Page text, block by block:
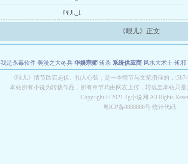
哏儿_1
《哏儿》正文
我是杀毒软件 美漫之大冬兵 华娱宗师 斩杀 系统供应商 风水大术士 斩邪
都市全能巨星 绝对交易 全职武神 位面复制大师 华娱特效大亨 原始大
长别打脸
《哏儿》情节跌宕起伏、扣人心弦，是一本情节与文笔俱佳的，t3b7
本站所有小说为转载作品，所有章节均由网友上传，转载至本站只是
Copyright © 2021 4g小说网 All Rights
粤ICP备8888888号 统计代码